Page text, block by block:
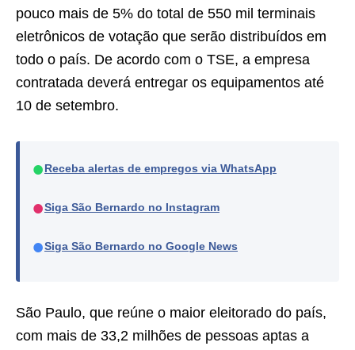
pouco mais de 5% do total de 550 mil terminais
eletrônicos de votação que serão distribuídos em
todo o país. De acordo com o TSE, a empresa
contratada deverá entregar os equipamentos até
10 de setembro.
● Receba alertas de empregos via WhatsApp
●Siga São Bernardo no Instagram
●Siga São Bernardo no Google News
São Paulo, que reúne o maior eleitorado do país,
com mais de 33,2 milhões de pessoas aptas a